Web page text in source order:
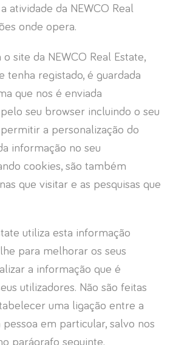
atividade da NEWCO Real
onde opera.
site da NEWCO Real Estate,
tenha registado, é guardada
que nos é enviada
seu browser incluindo o seu
a personalização do
informação no seu
cookies, são também
que visitar e as pesquisas que
utiliza esta informação
para melhorar os seus
a informação que é
utilizadores. Não são feitas
uma ligação entre a
em particular, salvo nos
parágrafo seguinte.